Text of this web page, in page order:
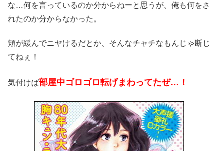
な…何を言っているのか分からねーと思うが、俺も何をさ
れたのか分からなかった。
頬が緩んでニヤけるだとか、そんなチャチなもんじゃ断じ
てねぇ！
気付けば部屋中ゴロゴロ転げまわってたぜ…！